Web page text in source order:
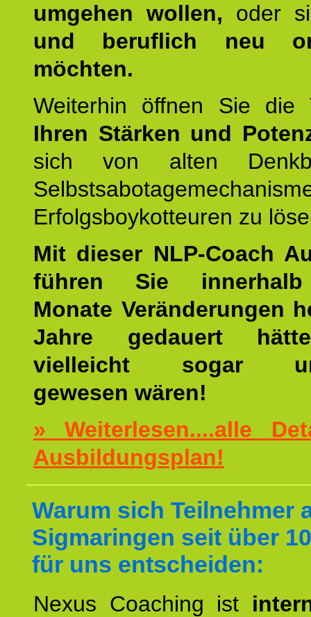
umgehen wollen, oder
und beruflich neu
möchten.
Weiterhin öffnen Sie
Ihren Stärken und
sich von alten
Erfolgsboykotteuren zu
Mit dieser NLP-Coach
führen Sie
Monate Veränderungen
Jahre gedauert
vielleicht sogar
gewesen wären!
» Weiterlesen....alle
Ausbildungsplan!
Warum sich Teilnehmer
Sigmaringen seit über
für uns entscheiden:
Nexus Coaching ist